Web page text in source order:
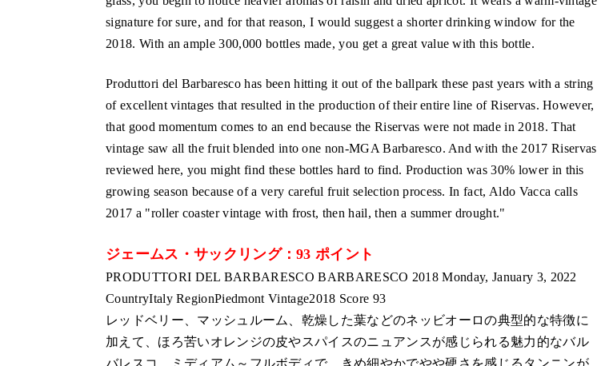
signature for sure, and for that reason, I would suggest a shorter drinking window for the
2018. With an ample 300,000 bottles made, you get a great value with this bottle.
Produttori del Barbaresco has been hitting it out of the ballpark these past years with a string
of excellent vintages that resulted in the production of their entire line of Riservas. However,
that good momentum comes to an end because the Riservas were not made in 2018. That
vintage saw all the fruit blended into one non-MGA Barbaresco. And with the 2017 Riservas
reviewed here, you might find these bottles hard to find. Production was 30% lower in this
growing season because of a very careful fruit selection process. In fact, Aldo Vacca calls
2017 a "roller coaster vintage with frost, then hail, then a summer drought."
ジェームス・サックリング：93 ポイント
PRODUTTORI DEL BARBARESCO BARBARESCO 2018 Monday, January 3, 2022
CountryItaly RegionPiedmont Vintage2018 Score 93
レッドベリー、マッシュルーム、乾燥した葉などのネッビオーロの典型的な特徴に
加えて、ほろ苦いオレンジの皮やスパイスのニュアンスが感じられる魅力的なバル
バレスコ。ミディアム～フルボディで、きめ細やかでやや硬さを感じるタンニンが